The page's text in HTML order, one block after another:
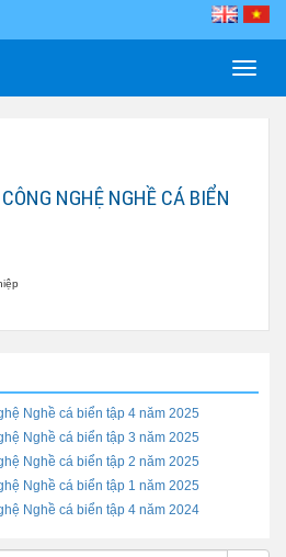
Toggle
NGHỆ NGHỀ CÁ BIỂN
Nghề cá biển tập 4 năm 2025
Nghề cá biển tập 3 năm 2025
Nghề cá biển tập 2 năm 2025
Nghề cá biển tập 1 năm 2025
Nghề cá biển tập 4 năm 2024